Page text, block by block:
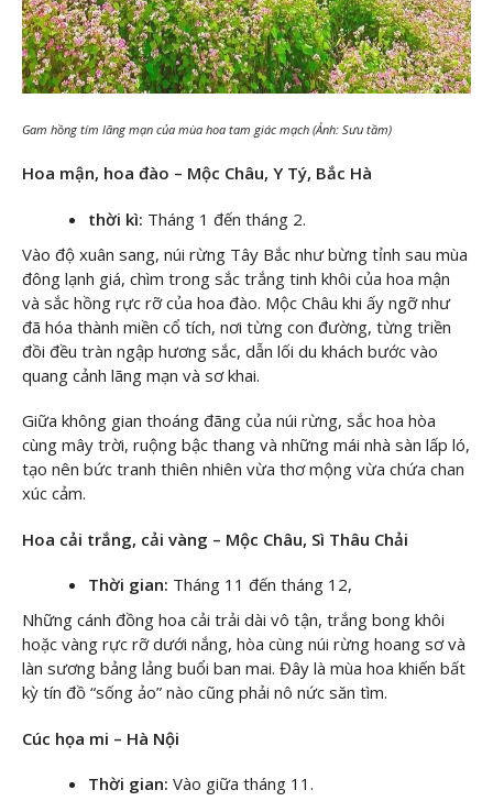
Gam hồng tím lãng mạn của mùa hoa tam giác mạch (Ảnh: Sưu tầm)
Hoa mận, hoa đào – Mộc Châu, Y Tý, Bắc Hà
thời kì: Tháng 1 đến tháng 2.
Vào độ xuân sang, núi rừng Tây Bắc như bừng tỉnh sau mùa
đông lạnh giá, chìm trong sắc trắng tinh khôi của hoa mận
và sắc hồng rực rỡ của hoa đào. Mộc Châu khi ấy ngỡ như
đã hóa thành miền cổ tích, nơi từng con đường, từng triền
đồi đều tràn ngập hương sắc, dẫn lối du khách bước vào
quang cảnh lãng mạn và sơ khai.
Giữa không gian thoáng đãng của núi rừng, sắc hoa hòa
cùng mây trời, ruộng bậc thang và những mái nhà sàn lấp ló,
tạo nên bức tranh thiên nhiên vừa thơ mộng vừa chứa chan
xúc cảm.
Hoa cải trắng, cải vàng – Mộc Châu, Sì Thâu Chải
Thời gian: Tháng 11 đến tháng 12,
Những cánh đồng hoa cải trải dài vô tận, trắng bong khôi
hoặc vàng rực rỡ dưới nắng, hòa cùng núi rừng hoang sơ và
làn sương bảng lảng buổi ban mai. Đây là mùa hoa khiến bất
kỳ tín đồ “sống ảo” nào cũng phải nô nức săn tìm.
Cúc họa mi – Hà Nội
Thời gian: Vào giữa tháng 11.